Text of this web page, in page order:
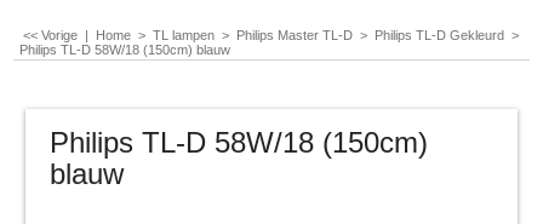
<< Vorige | Home > TL lampen > Philips Master TL-D > Philips TL-D Gekleurd >
Philips TL-D 58W/18 (150cm) blauw
Philips TL-D 58W/18 (150cm)
blauw